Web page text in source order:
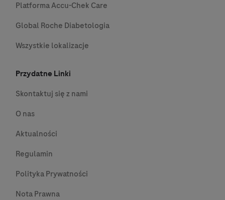
Platforma Accu-Chek Care
Global Roche Diabetologia
Wszystkie lokalizacje
Przydatne Linki
Skontaktuj się z nami
O nas
Aktualności
Regulamin
Polityka Prywatności
Nota Prawna